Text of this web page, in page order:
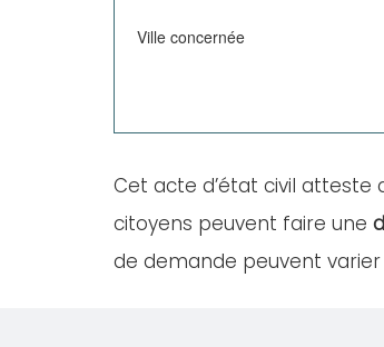
Ville concernée
Cet acte d’état civil atteste
citoyens peuvent faire une
de demande peuvent